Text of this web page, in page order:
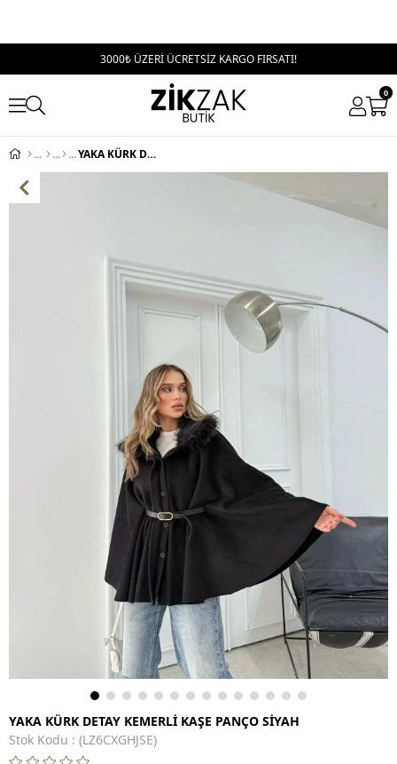
3000₺ ÜZERİ ÜCRETSİZ KARGO FIRSATI!
0
YAKA KÜRK DETAY KEMERLİ KAŞE PANÇO SİYAH
YAKA KÜRK DETAY KEMERLİ KAŞE PANÇO SİYAH
Stok Kodu
(LZ6CXGHJSE)